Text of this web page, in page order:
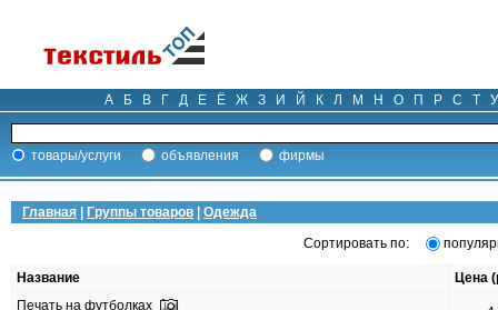
А Б В Г Д Е Ё Ж З И Й К Л М Н О П Р С Т У
товары/услуги объявления фирмы
Главная Группы товаров
Одежда
Сортировать по:
Название
Цена
Печать на футболках